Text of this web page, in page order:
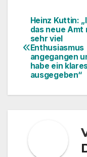
Heinz Kuttin:
das neue Amt
sehr viel
Enthusiasmus
angegangen
habe ein
ausgegeben“